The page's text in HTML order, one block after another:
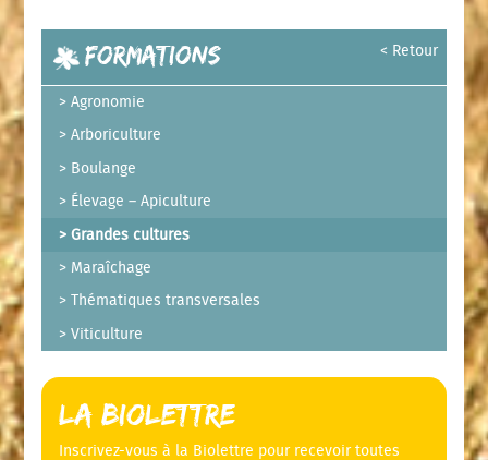
< Retour
Formations
Agronomie
Arboriculture
Boulange
Élevage – Apiculture
Grandes cultures
Maraîchage
Thématiques transversales
Viticulture
La Biolettre
Inscrivez-vous à la Biolettre pour recevoir toutes